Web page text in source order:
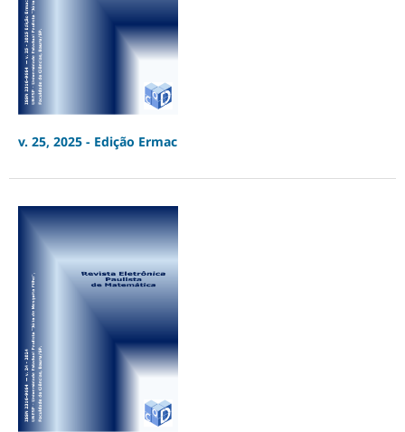
v. 25, 2025 - Edição Ermac